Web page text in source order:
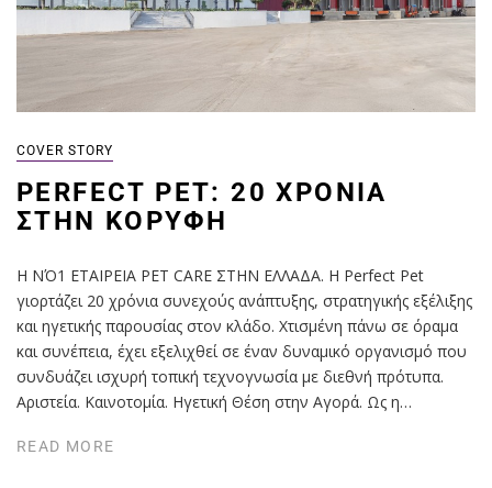
COVER STORY
PERFECT PET: 20 ΧΡΌΝΙΑ
ΣΤΗΝ ΚΟΡΥΦΉ
Η ΝΌ1 ΕΤΑΙΡΕΙΑ PET CARE ΣΤΗΝ ΕΛΛΑΔΑ. Η Perfect Pet
γιορτάζει 20 χρόνια συνεχούς ανάπτυξης, στρατηγικής εξέλιξης
και ηγετικής παρουσίας στον κλάδο. Χτισμένη πάνω σε όραμα
και συνέπεια, έχει εξελιχθεί σε έναν δυναμικό οργανισμό που
συνδυάζει ισχυρή τοπική τεχνογνωσία με διεθνή πρότυπα.
Αριστεία. Καινοτομία. Ηγετική Θέση στην Αγορά. Ως η…
READ MORE